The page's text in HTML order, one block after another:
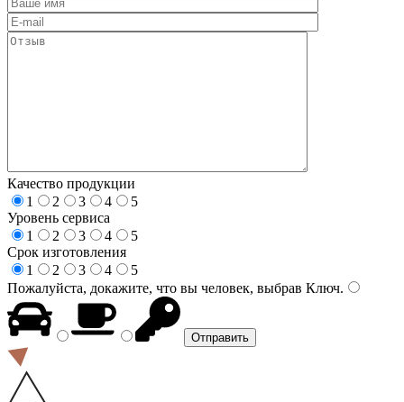
Качество продукции
1
2 3 4
5
Уровень сервиса
1
2 3 4
5
Срок изготовления
1
2 3 4
5
Пожалуйста, докажите, что вы человек, выбрав Ключ.